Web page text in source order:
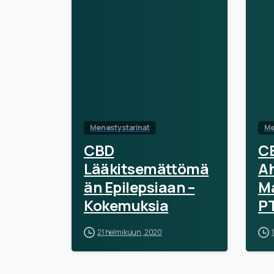
Menestystarinat
CBD
Lääkitsemättömä
än Epilepsiaan –
Kokemuksia
21 helmikuun, 2020